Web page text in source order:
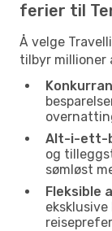
ferier til
Å velge
tilbyr millioner
Alt-i-ett-
og
sømløst
Fleksible